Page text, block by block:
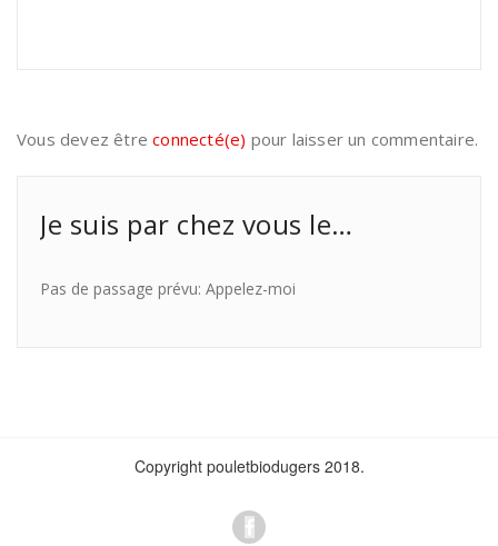
Vous devez êtreconnecté(e) pour laisser un commentaire.
Je suis par chez vous le…
Pas de passage prévu: Appelez-moi
Copyright pouletbiodugers 2018.